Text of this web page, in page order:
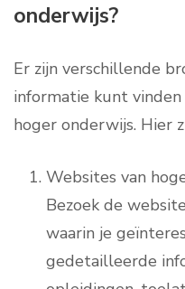
onderwijs?
Er zijn verschillende
informatie kunt
hoger onderwijs. Hier
Websites van
Bezoek de
waarin je
gedetailleerde